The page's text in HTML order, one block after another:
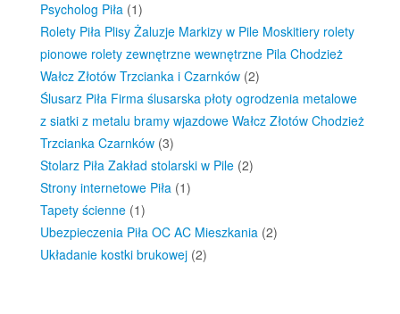
Psycholog Piła (1)
Rolety Piła Plisy Żaluzje Markizy w Pile Moskitiery rolety
pionowe rolety zewnętrzne wewnętrzne Pila Chodzież
Wałcz Złotów Trzcianka i Czarnków (2)
Ślusarz Piła Firma ślusarska płoty ogrodzenia metalowe
z siatki z metalu bramy wjazdowe Wałcz Złotów Chodzież
Trzcianka Czarnków (3)
Stolarz Piła Zakład stolarski w Pile (2)
Strony internetowe Piła (1)
Tapety ścienne (1)
Ubezpieczenia Piła OC AC Mieszkania (2)
Układanie kostki brukowej (2)